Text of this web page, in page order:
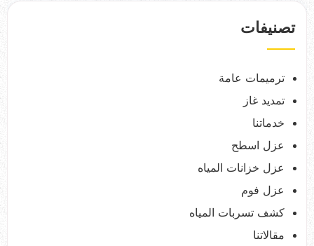
تصنيفات
ترميمات عامة
تمديد غاز
خدماتنا
عزل اسطح
عزل خزانات المياه
عزل فوم
كشف تسربات المياه
مقالاتنا